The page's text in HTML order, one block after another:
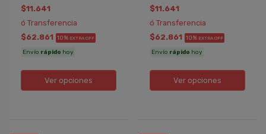
sangre. Es un muy buen producto y me
llego conforme lo pactado. Muy
conforme con al farmacia leloir.
ROCHE
recomendaria a
farmacia leloir,
hice un pedido
excelentes.
$11.641
ó Transferencia
$62.861 10% EXTRA OFF
Envío rápido hoy
Ver opciones
$11.641
ó Transferencia
$62.861 10% EXTRA OFF
Envío rápido hoy
Ver opciones